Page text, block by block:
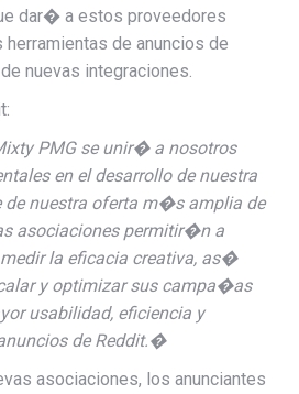
dar� a estos proveedores
de anuncios de
nuevas integraciones.
y PMGse unir� a nosotros
en el desarrollo de nuestra
de nuestra oferta m�s amplia de
asociaciones permitir�n a
la eficacia creativa, as�
y optimizar sus campa�as
usabilidad, eficiencia y
de Reddit.�
asociaciones, los anunciantes